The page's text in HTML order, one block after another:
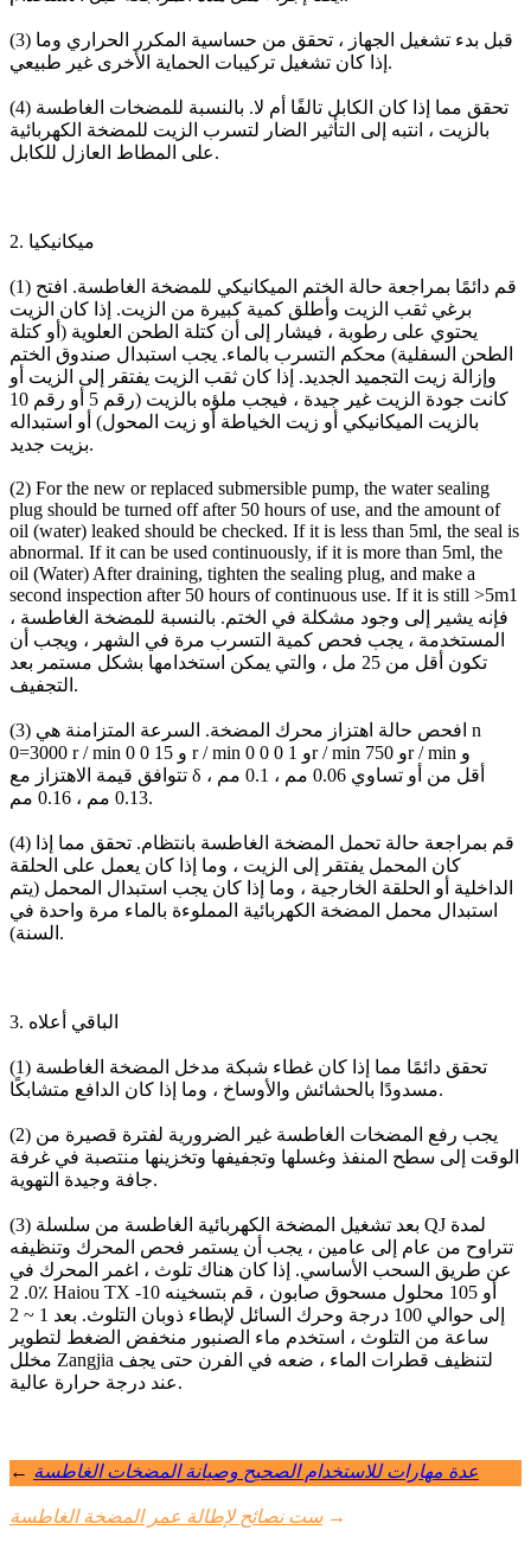
(3) قبل بدء تشغيل الجهاز ، تحقق من حساسية المكرر الحراري وما
إذا كان تشغيل تركيبات الحماية الأخرى غير طبيعي.
(4) تحقق مما إذا كان الكابل تالفًا أم لا. بالنسبة للمضخات الغاطسة
بالزيت ، انتبه إلى التأثير الضار لتسرب الزيت للمضخة الكهربائية
على المطاط العازل للكابل.
2. ميكانيكيا
(1) قم دائمًا بمراجعة حالة الختم الميكانيكي للمضخة الغاطسة. افتح
برغي ثقب الزيت وأطلق كمية كبيرة من الزيت. إذا كان الزيت
يحتوي على رطوبة ، فيشار إلى أن كتلة الطحن العلوية (أو كتلة
الطحن السفلية) محكم التسرب بالماء. يجب استبدال صندوق الختم
وإزالة زيت التجميد الجديد. إذا كان ثقب الزيت يفتقر إلى الزيت أو
كانت جودة الزيت غير جيدة ، فيجب ملؤه بالزيت (رقم 5 أو رقم 10
بالزيت الميكانيكي أو زيت الخياطة أو زيت المحول) أو استبداله
بزيت جديد.
(2) For the new or replaced submersible pump, the water sealing
plug should be turned off after 50 hours of use, and the amount of
oil (water) leaked should be checked. If it is less than 5ml, the seal is
abnormal. If it can be used continuously, if it is more than 5ml, the
oil (Water) After draining, tighten the sealing plug, and make a
second inspection after 50 hours of continuous use. If it is still >5m1
، فإنه يشير إلى وجود مشكلة في الختم. بالنسبة للمضخة الغاطسة
المستخدمة ، يجب فحص كمية التسرب مرة في الشهر ، ويجب أن
تكون أقل من 25 مل ، والتي يمكن استخدامها بشكل مستمر بعد
التجفيف.
(3) افحص حالة اهتزاز محرك المضخة. السرعة المتزامنة هي n
0=3000 r / min و 15 0 0 r / min و 1 0 0 0r / min و 750r / min و
تتوافق قيمة الاهتزاز مع δ أقل من أو تساوي 0.06 مم ، 0.1 مم ،
0.13 مم ، 0.16 مم.
(4) قم بمراجعة حالة تحمل المضخة الغاطسة بانتظام. تحقق مما إذا
كان المحمل يفتقر إلى الزيت ، وما إذا كان يعمل على الحلقة
الداخلية أو الحلقة الخارجية ، وما إذا كان يجب استبدال المحمل (يتم
استبدال محمل المضخة الكهربائية المملوءة بالماء مرة واحدة في
السنة).
3. الباقي أعلاه
(1) تحقق دائمًا مما إذا كان غطاء شبكة مدخل المضخة الغاطسة
مسدودًا بالحشائش والأوساخ ، وما إذا كان الدافع متشابكًا.
(2) يجب رفع المضخات الغاطسة غير الضرورية لفترة قصيرة من
الوقت إلى سطح المنفذ وغسلها وتجفيفها وتخزينها منتصبة في غرفة
جافة وجيدة التهوية.
(3) بعد تشغيل المضخة الكهربائية الغاطسة من سلسلة QJ لمدة
تتراوح من عام إلى عامين ، يجب أن يستمر فحص المحرك وتنظيفه
عن طريق السحب الأساسي. إذا كان هناك تلوث ، اغمر المحرك في
0. 2٪ Haiou TX -10 أو 105 محلول مسحوق صابون ، قم بتسخينه
إلى حوالي 100 درجة وحرك السائل لإبطاء ذوبان التلوث. بعد 1 ~ 2
ساعة من التلوث ، استخدم ماء الصنبور منخفض الضغط لتطوير
مخلل Zangjia لتنظيف قطرات الماء ، ضعه في الفرن حتى يجف
عند درجة حرارة عالية.
← عدة مهارات للاستخدام الصحيح وصيانة المضخات الغاطسة
ست نصائح لإطالة عمر المضخة الغاطسة →